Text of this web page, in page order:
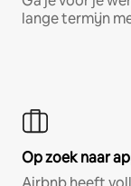
lange termijn
Op zoek naar